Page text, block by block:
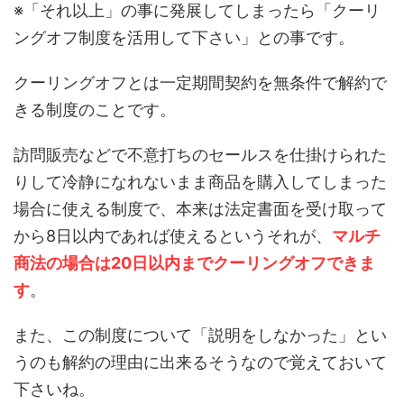
※「それ以上」の事に発展してしまったら「クーリ
ングオフ制度を活用して下さい」との事です。
クーリングオフとは一定期間契約を無条件で解約で
きる制度のことです。
訪問販売などで不意打ちのセールスを仕掛けられた
りして冷静になれないまま商品を購入してしまった
場合に使える制度で、本来は法定書面を受け取って
から8日以内であれば使えるというそれが、 マルチ
商法の場合は20日以内までクーリングオフできま
す。
また、この制度について「説明をしなかった」とい
うのも解約の理由に出来るそうなので覚えておいて
下さいね。